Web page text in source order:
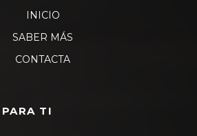
INICIO
SABER MÁS
CONTACTA
TI